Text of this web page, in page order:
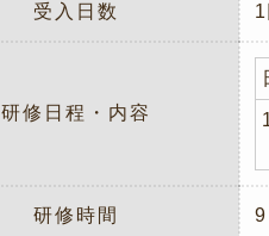
受入日数 1
研修日程・内容
研修時間 9